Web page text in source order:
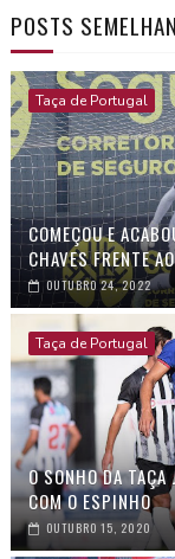
POSTS
Taça de Portugal
COMEÇOU E
CHAVES FRENTE
OUTUBRO 24, 2022
Taça de Portugal
O SONHO DA
COM O ESPINHO
OUTUBRO 15, 2020